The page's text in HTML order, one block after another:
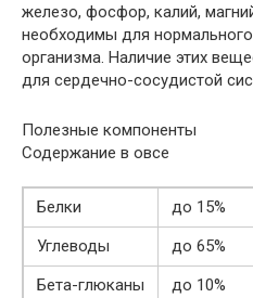
железо, фосфор, калий,
необходимы для
организма. Наличие этих
для сердечно-сосудистой
Полезные компоненты
Содержание в овсе
Белки
до 15%
Углеводы
до 65%
Бета-глюканы
до 10%